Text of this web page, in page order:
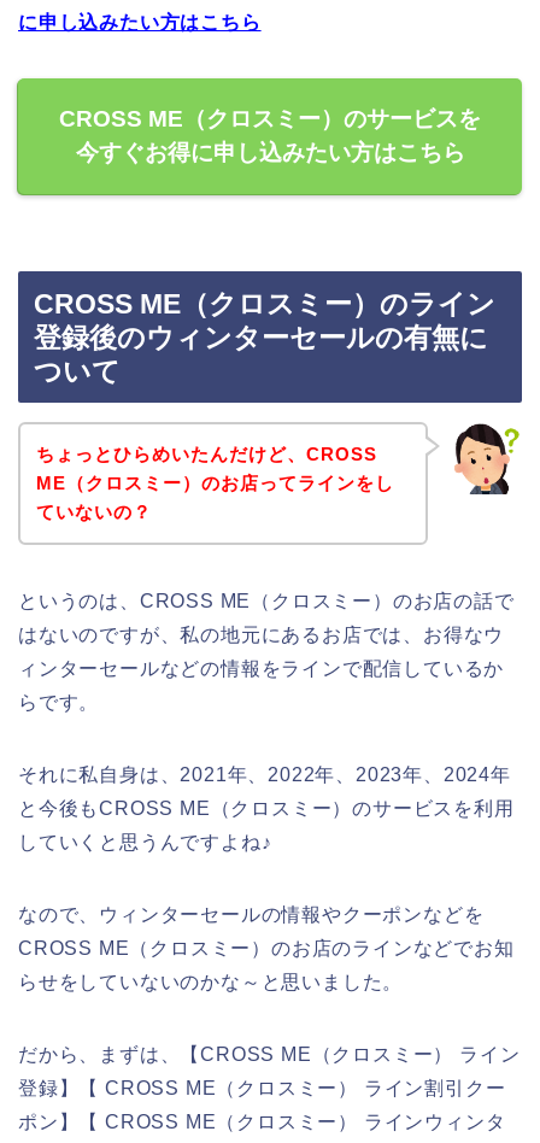
に申し込みたい方はこちら
CROSS ME（クロスミー）のサービスを
今すぐお得に申し込みたい方はこちら
CROSS ME（クロスミー）のライン
登録後のウィンターセールの有無に
ついて
ちょっとひらめいたんだけど、CROSS
ME（クロスミー）のお店ってラインをし
ていないの？
というのは、CROSS ME（クロスミー）のお店の話で
はないのですが、私の地元にあるお店では、お得なウ
ィンターセールなどの情報をラインで配信しているか
らです。
それに私自身は、2021年、2022年、2023年、2024年
と今後もCROSS ME（クロスミー）のサービスを利用
していくと思うんですよね♪
なので、ウィンターセールの情報やクーポンなどを
CROSS ME（クロスミー）のお店のラインなどでお知
らせをしていないのかな～と思いました。
だから、まずは、【CROSS ME（クロスミー） ライン
登録】【 CROSS ME（クロスミー） ライン割引クー
ポン】【 CROSS ME（クロスミー） ラインウィンタ